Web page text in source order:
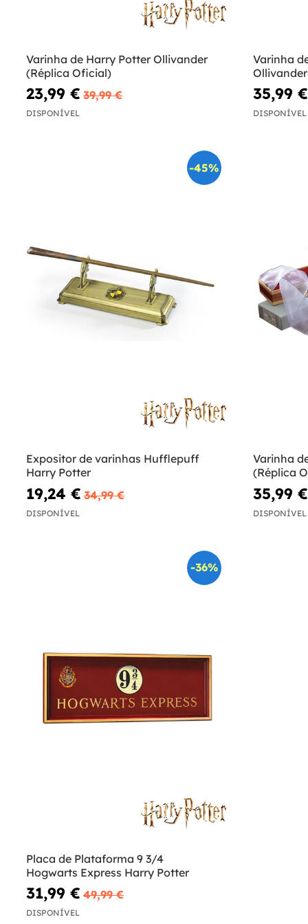
Varinha de Harry Potter Ollivander
(Réplica Oficial)
23,99 € 39,99 €
DISPONÍVEL
Varinha
Potter
35,99 €
DISPONÍVEL
-45%
Expositor de varinhas Hufflepuff
Harry Potter
19,24 € 34,99 €
DISPONÍVEL
Varinha
(Réplica
35,99 €
DISPONÍVEL
-36%
Placa de Plataforma 9 3/4
Hogwarts Express Harry Potter
31,99 € 49,99 €
DISPONÍVEL